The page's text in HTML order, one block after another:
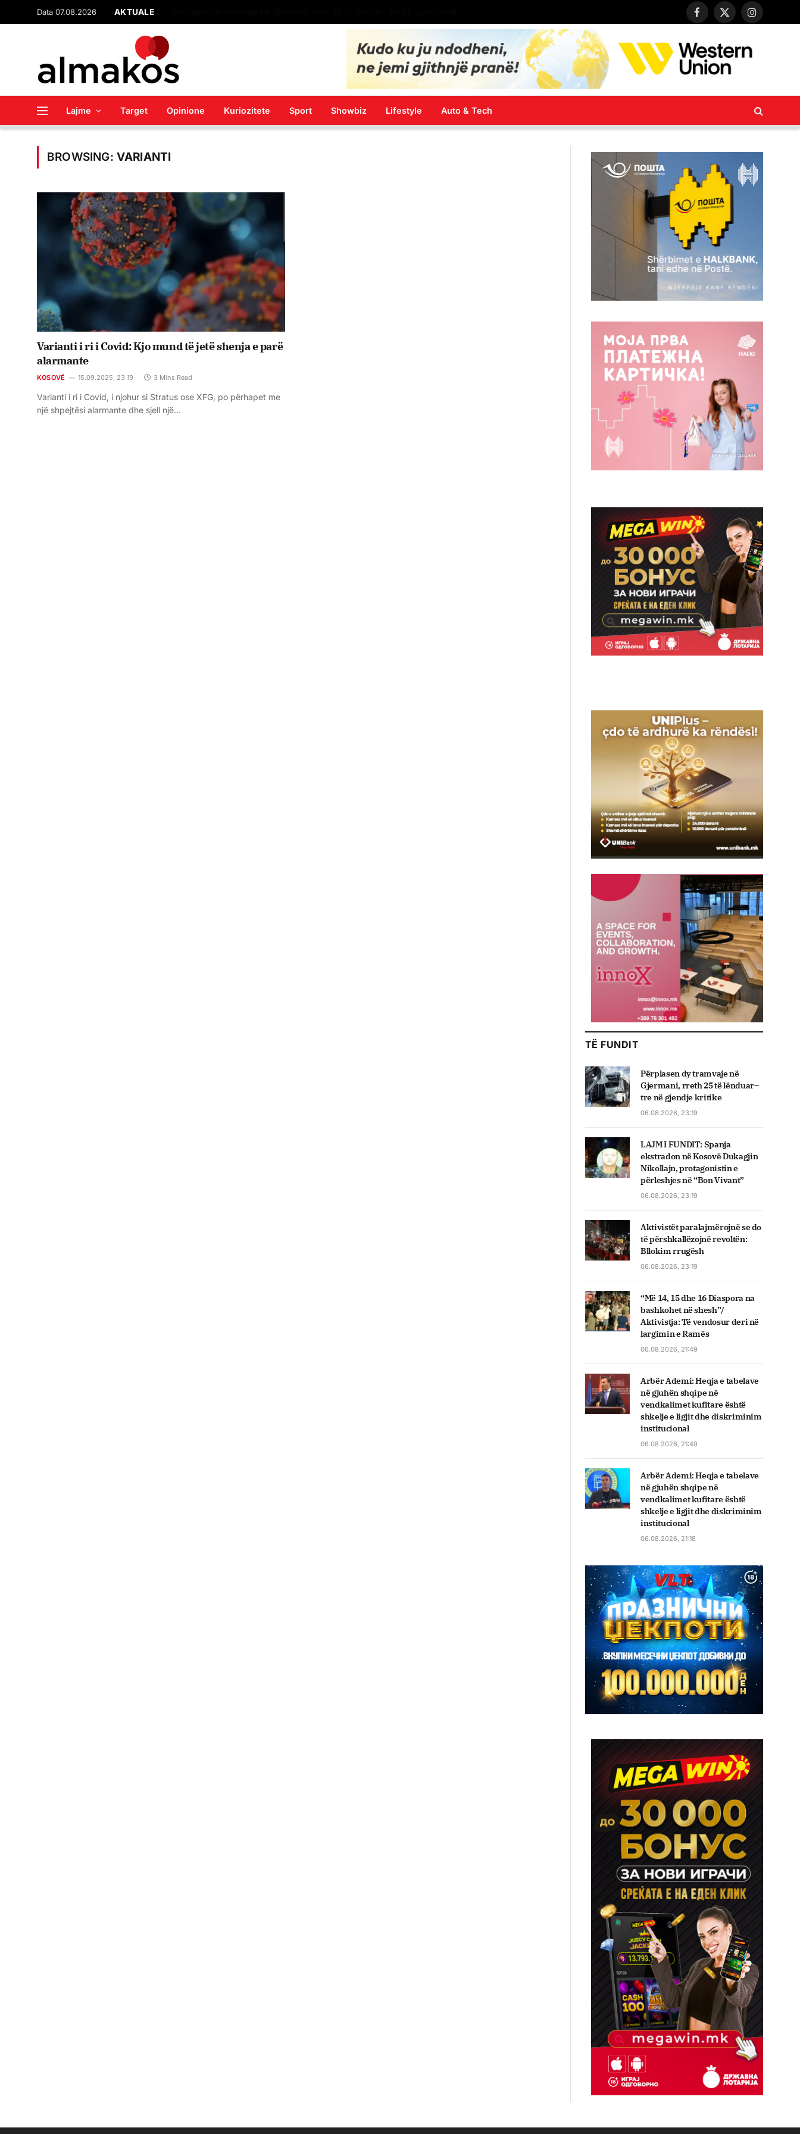
Data 07.08.2026 AKTUALE
Facebook
X
Instagram
Lajme Target Opinione Kuriozitete Sport Showbiz Lifestyle Auto & Tech
BROWSING: VARIANTI
Varianti i ri i Covid: Kjo mund të jetë shenja e parë
alarmante
KOSOVË 15.09.2025, 23:19 3 Mins Read
Varianti i ri i Covid, i njohur si Stratus ose XFG, po përhapet me
një shpejtësi alarmante dhe sjell një…
TË FUNDIT
Përplasen dy tramvaje në
Gjermani, rreth 25 të lënduar–
tre në gjendje kritike
06.08.2026, 23:19
LAJM I FUNDIT: Spanja
ekstradon në Kosovë Dukagjin
Nikollajn, protagonistin e
përleshjes në “Bon Vivant”
06.08.2026, 23:19
Aktivistët paralajmërojnë se do
të përshkallëzojnë revoltën:
Bllokim rrugësh
06.08.2026, 23:19
“Më 14, 15 dhe 16 Diaspora na
bashkohet në shesh”/
Aktivistja: Të vendosur deri në
largimin e Ramës
06.08.2026, 21:49
Arbër Ademi: Heqja e tabelave
në gjuhën shqipe në
vendkalimet kufitare është
shkelje e ligjit dhe diskriminim
institucional
06.08.2026, 21:49
Arbër Ademi: Heqja e tabelave
në gjuhën shqipe në
vendkalimet kufitare është
shkelje e ligjit dhe diskriminim
institucional
06.08.2026, 21:18